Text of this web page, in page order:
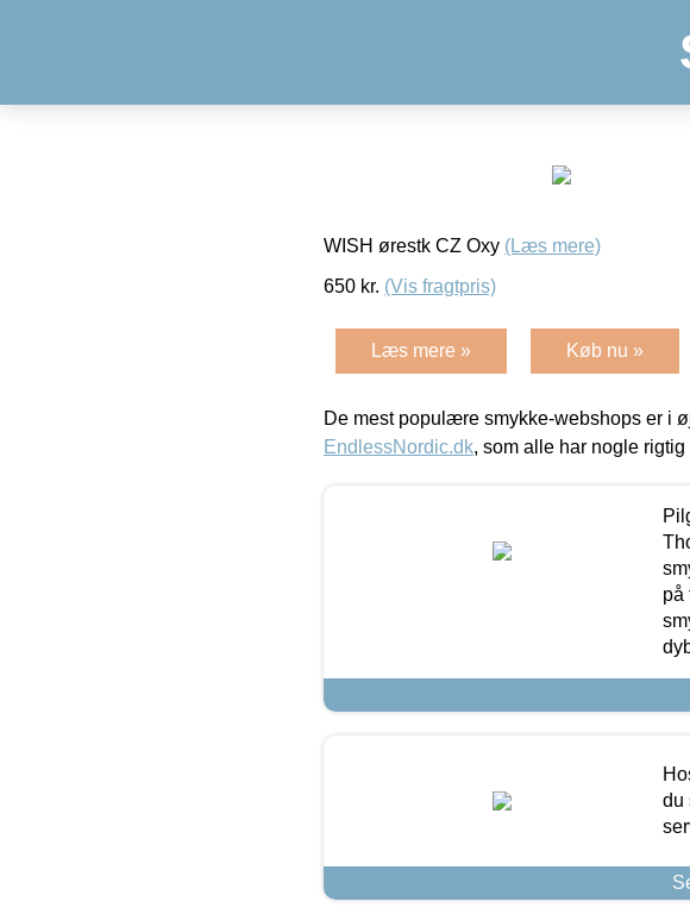
WISH ørestk CZ Oxy (Læs mere)
650 kr. (Vis fragtpris)
Læs mere » Køb nu »
De mest populære smykke-webshops er i
EndlessNordic.dk, som alle har nogle
på
du